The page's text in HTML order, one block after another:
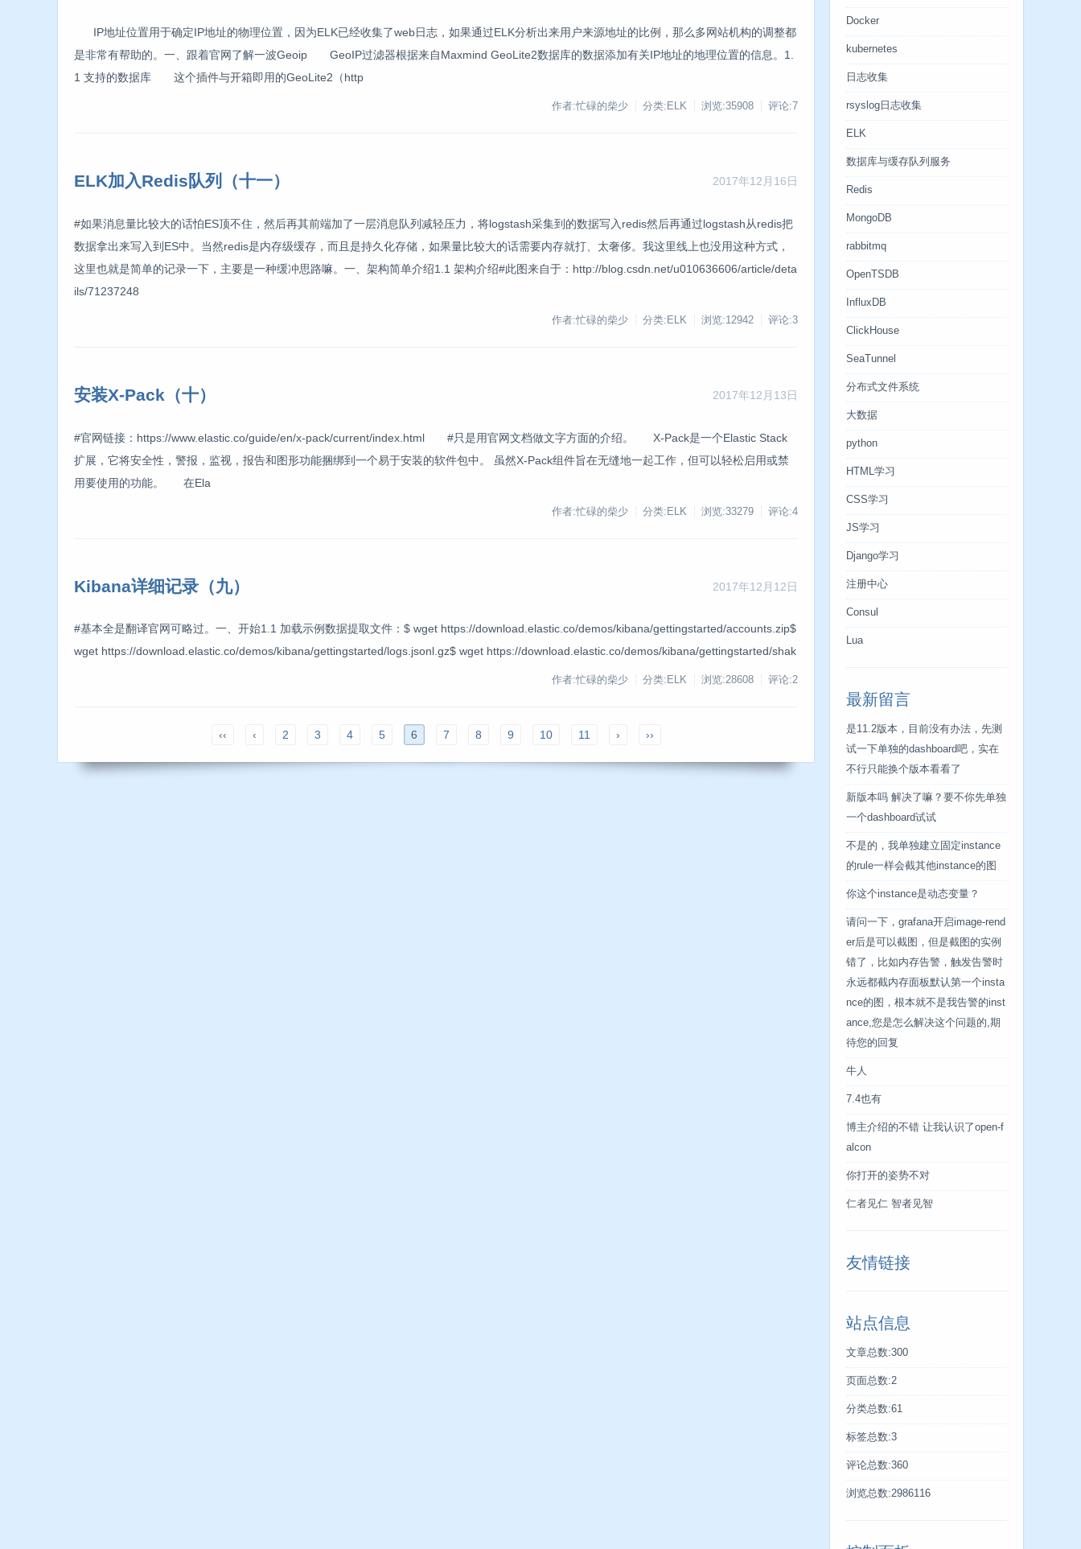
IP地址位置用于确定IP地址的物理位置，因为ELK已经收集了web日志，如果通过ELK分析出来用户来源地址的比例，那么多网站机构的调整都
是非常有帮助的。一、跟着官网了解一波Geoip GeoIP过滤器根据来自Maxmind GeoLite2数据库的数据添加有关IP地址的地理位置的信息。1.
1 支持的数据库 这个插件与开箱即用的GeoLite2（http
作者:忙碌的柴少 分类:ELK 浏览:35908 评论:7
2017年12月16日
ELK加入Redis队列（十一）
#如果消息量比较大的话怕ES顶不住，然后再其前端加了一层消息队列减轻压力，将logstash采集到的数据写入redis然后再通过logstash从redis把
数据拿出来写入到ES中。当然redis是内存级缓存，而且是持久化存储，如果量比较大的话需要内存就打、太奢侈。我这里线上也没用这种方式，
这里也就是简单的记录一下，主要是一种缓冲思路嘛。一、架构简单介绍1.1 架构介绍#此图来自于：http://blog.csdn.net/u010636606/article/deta
ils/71237248
作者:忙碌的柴少 分类:ELK 浏览:12942 评论:3
2017年12月13日
安装X-Pack（十）
#官网链接：https://www.elastic.co/guide/en/x-pack/current/index.html #只是用官网文档做文字方面的介绍。 X-Pack是一个Elastic Stack
扩展，它将安全性，警报，监视，报告和图形功能捆绑到一个易于安装的软件包中。 虽然X-Pack组件旨在无缝地一起工作，但可以轻松启用或禁
用要使用的功能。 在Ela
作者:忙碌的柴少 分类:ELK 浏览:33279 评论:4
2017年12月12日
Kibana详细记录（九）
#基本全是翻译官网可略过。一、开始1.1 加载示例数据提取文件：$ wget https://download.elastic.co/demos/kibana/gettingstarted/accounts.zip$
wget https://download.elastic.co/demos/kibana/gettingstarted/logs.jsonl.gz$ wget https://download.elastic.co/demos/kibana/gettingstarted/shak
作者:忙碌的柴少 分类:ELK 浏览:28608 评论:2
‹‹ ‹ 2 3 4 5 6 7 8 9 10 11 › ››
Docker
kubernetes
日志收集
rsyslog日志收集
ELK
数据库与缓存队列服务
Redis
MongoDB
rabbitmq
OpenTSDB
InfluxDB
ClickHouse
SeaTunnel
分布式文件系统
大数据
python
HTML学习
CSS学习
JS学习
Django学习
注册中心
Consul
Lua
最新留言
是11.2版本，目前没有办法，先测
试一下单独的dashboard吧，实在
不行只能换个版本看看了
新版本吗 解决了嘛？要不你先单独
一个dashboard试试
不是的，我单独建立固定instance
的rule一样会截其他instance的图
你这个instance是动态变量？
请问一下，grafana开启image-rend
er后是可以截图，但是截图的实例
错了，比如内存告警，触发告警时
永远都截内存面板默认第一个insta
nce的图，根本就不是我告警的inst
ance,您是怎么解决这个问题的,期
待您的回复
牛人
7.4也有
博主介绍的不错 让我认识了open-f
alcon
你打开的姿势不对
仁者见仁 智者见智
友情链接
站点信息
文章总数:300
页面总数:2
分类总数:61
标签总数:3
评论总数:360
浏览总数:2986116